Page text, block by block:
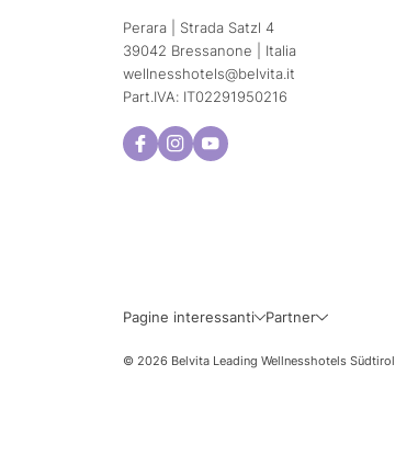
Perara | Strada Satzl 4
39042 Bressanone | Italia
wellnesshotels@belvita.it
Part.IVA: IT02291950216
Pagine interessanti Partner
© 2026 Belvita Leading Wellnesshotels Südtirol